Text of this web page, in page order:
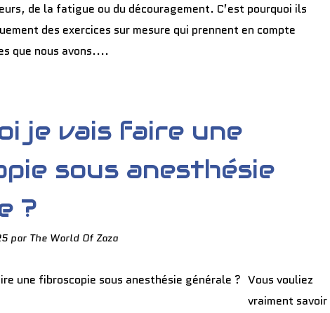
de la fatigue ou du découragement. C’est pourquoi ils
des exercices sur mesure qui prennent en compte
que nous avons....
je vais faire une
sous anesthésie
?
par The World Of Zaza
Vous vouliez
vraiment savoir